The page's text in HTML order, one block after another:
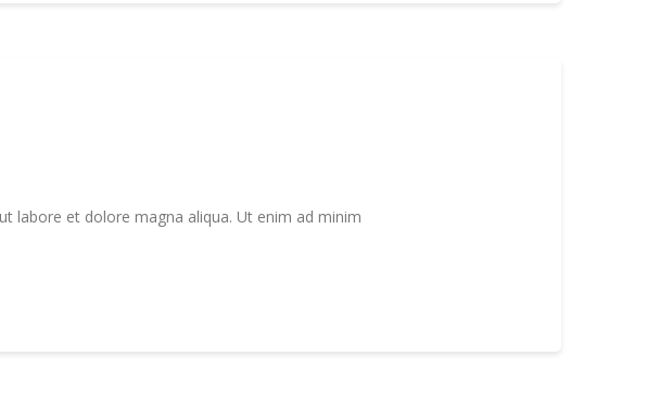
labore et dolore magna aliqua. Ut enim ad minim